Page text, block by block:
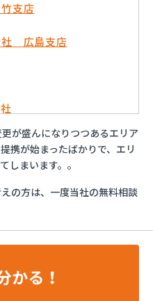
支店
社 広島支店
ガス事業所
社 本社
が盛んになりつつあるエリア
携が始まったばかりで、エリ
しまいます。。
の方は、一度当社の無料相談